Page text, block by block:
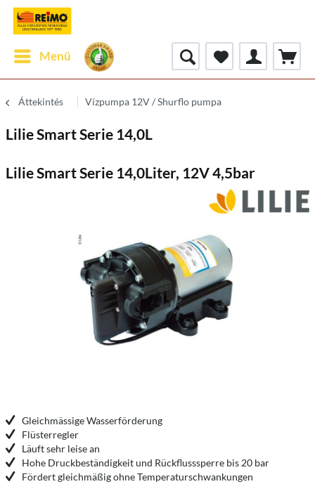
Menü
Áttekintés Vízpumpa 12V / Shurflo pumpa
Lilie Smart Serie 14,0L
Lilie Smart Serie 14,0Liter, 12V 4,5bar
Gleichmässige Wasserförderung
Flüsterregler
Läuft sehr leise an
Hohe Druckbeständigkeit und Rückflusssperre bis 20 bar
Fördert gleichmäßig ohne Temperaturschwankungen